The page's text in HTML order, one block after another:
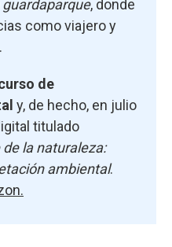
, donde
como viajero y
de
y, de hecho, en julio
titulado
la naturaleza:
ambiental.